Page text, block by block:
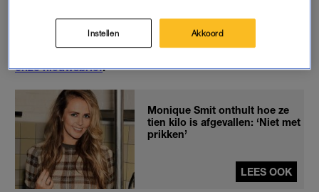
wat er naar buiten gaat aan energie.”
Het beste van LINDA. direct in je mail?Meld je aan voor
onze nieuwsbrief.
Monique Smit onthult hoe ze
tien kilo is afgevallen: ‘Niet met
prikken’
LEES OOK
Instellen Akkoord